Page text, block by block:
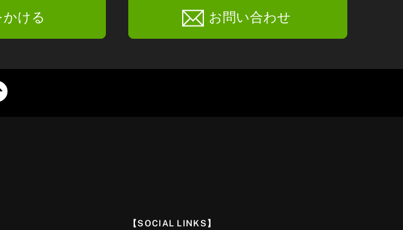
かける お問い合わせ
【SOCIAL LINKS】